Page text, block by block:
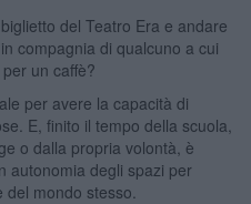
del Teatro Era e andare
compagnia di qualcuno a cui
un caffè?
per avere la capacità di
E, finito il tempo della scuola,
o dalla propria volontà, è
autonomia degli spazi per
mondo stesso.